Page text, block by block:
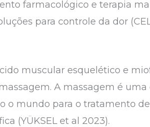
farmacológico e terapia
para controle da dor
muscular esquelético e
A massagem é uma
o mundo para o tratamento
(YÜKSEL et al 2023).